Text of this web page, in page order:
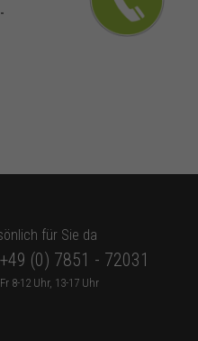
für Sie da
(0) 7851 - 72031
8-12 Uhr, 13-17 Uhr